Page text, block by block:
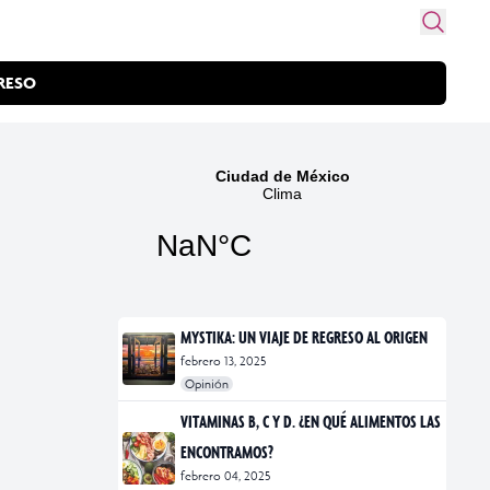
MYSTIKA: UN VIAJE DE REGRESO AL ORIGEN
febrero 13, 2025
Opinión
#exposiciones
#fotografía
VITAMINAS B, C Y D. ¿EN QUÉ ALIMENTOS LAS
ENCONTRAMOS?
febrero 04, 2025